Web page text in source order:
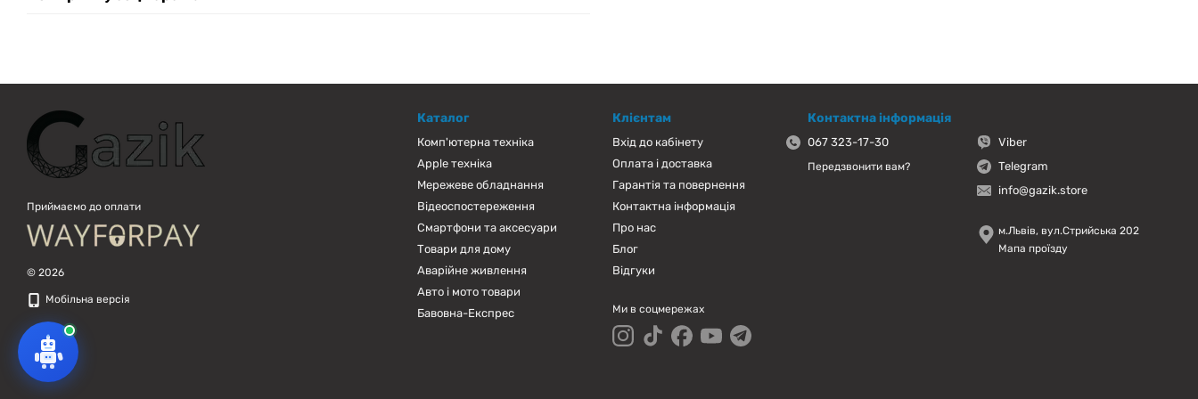
Приймаємо до оплати
© 2026
Мобільна версія
Каталог
Комп'ютерна техніка
Apple техніка
Мережеве обладнання
Відеоспостереження
Смартфони та аксесуари
Товари для дому
Аварійне живлення
Авто і мото товари
Бавовна-Експрес
Клієнтам
Вхід до кабінету
Оплата і доставка
Гарантія та повернення
Контактна інформація
Про нас
Блог
Відгуки
Ми в соцмережах
Контактна інформація
067 323-17-30
Передзвонити вам?
Viber
Telegram
info@gazik.store
м.Львів, вул.Стрийська 202
Мапа проїзду